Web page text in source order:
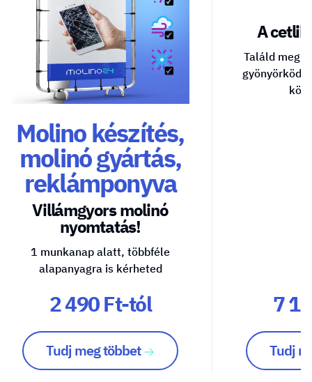
Molino készítés,
molinó gyártás,
reklámponyva
Villámgyors molinó
nyomtatás!
1 munkanap alatt, többféle
alapanyagra is kérheted
2 490 Ft-tól
Tudj meg többet
A
Találd meg
7
Tudj